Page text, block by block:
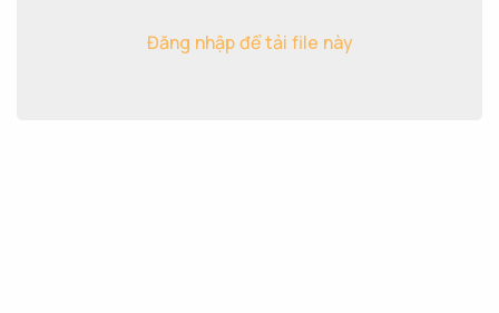
Đăng nhập để tải file này